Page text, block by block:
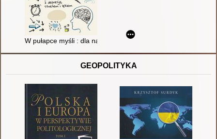
W pułapce myśli : dla nastolatków : jak skutecznie poradzić
GEOPOLITYKA